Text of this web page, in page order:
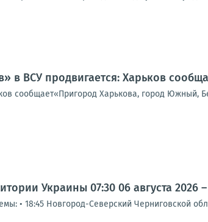
в ВСУ продвигается: Харьков
сообщает«Пригород Харькова, город Южный,
Украины 07:30 06 августа 2026 –
• 18:45 Новгород-Северский Черниговской